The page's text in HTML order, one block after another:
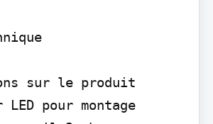
sur le produit
pour montage